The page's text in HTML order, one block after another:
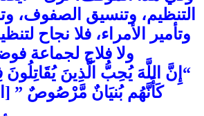
التنظيم، وتنسيق الصفوف،
وتأمير الأمراء، فلا نجاح
ولا فلاح لجماعة
“إِنَّ اللَّهَ يُحِبُّ الَّذِينَ
كَأَنَّهُم بُنيَانٌ مَّرْصُوصٌ ”